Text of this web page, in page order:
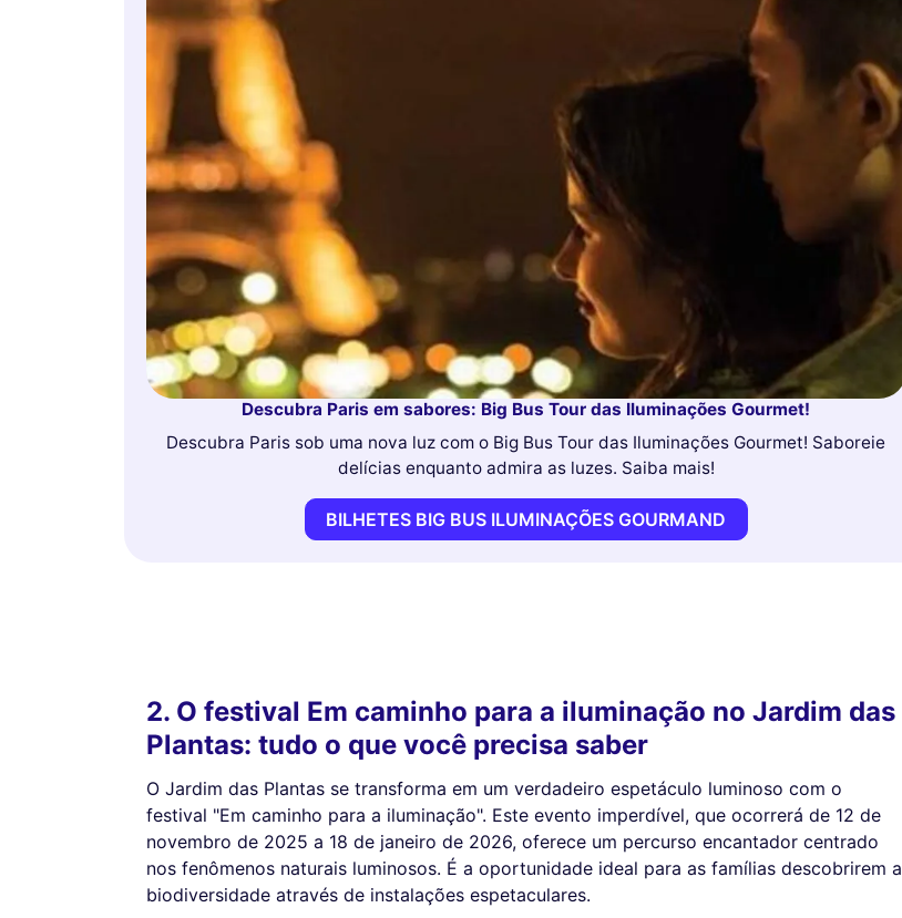
Descubra Paris em sabores: Big Bus Tour das Iluminações Gourmet!
Descubra Paris sob uma nova luz com o Big Bus Tour das Iluminações Gourmet! Saboreie
delícias enquanto admira as luzes. Saiba mais!
BILHETES BIG BUS ILUMINAÇÕES GOURMAND
2. O festival Em caminho para a iluminação no Jardim das
Plantas: tudo o que você precisa saber
O Jardim das Plantas se transforma em um verdadeiro espetáculo luminoso com o
festival "Em caminho para a iluminação". Este evento imperdível, que ocorrerá de 12 de
novembro de 2025 a 18 de janeiro de 2026, oferece um percurso encantador centrado
nos fenômenos naturais luminosos. É a oportunidade ideal para as famílias descobrirem a
biodiversidade através de instalações espetaculares.